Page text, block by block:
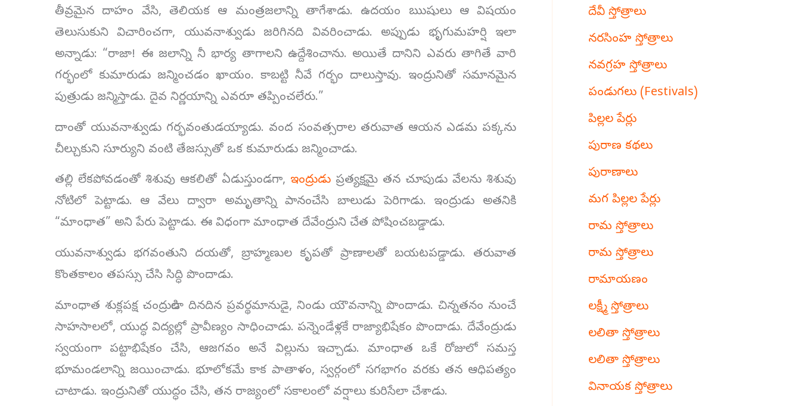
తీవ్రమైన దాహం వేసి, తెలియక ఆ మంత్రజలాన్ని తాగేశాడు. ఉదయం ఋషులు ఆ విషయం
తెలుసుకుని విచారించగా, యువనాశ్వుడు జరిగినది వివరించాడు. అప్పుడు భృగుమహర్షి ఇలా
అన్నాడు: “రాజా! ఈ జలాన్ని నీ భార్య తాగాలని ఉద్దేశించాను. అయితే దానిని ఎవరు తాగితే వారి
గర్భంలో కుమారుడు జన్మించడం ఖాయం. కాబట్టి నీవే గర్భం దాలుస్తావు. ఇంద్రునితో సమానమైన
పుత్రుడు జన్మిస్తాడు. దైవ నిర్ణయాన్ని ఎవరూ తప్పించలేరు.”
దాంతో యువనాశ్వుడు గర్భవంతుడయ్యాడు. వంద సంవత్సరాల తరువాత ఆయన ఎడమ పక్కను
చీల్చుకుని సూర్యుని వంటి తేజస్సుతో ఒక కుమారుడు జన్మించాడు.
తల్లి లేకపోవడంతో శిశువు ఆకలితో ఏడుస్తుండగా, ఇంద్రుడు ప్రత్యక్షమై తన చూపుడు వేలను శిశువు
నోటిలో పెట్టాడు. ఆ వేలు ద్వారా అమృతాన్ని పానంచేసి బాలుడు పెరిగాడు. ఇంద్రుడు అతనికి
“మాంధాత” అని పేరు పెట్టాడు. ఈ విధంగా మాంధాత దేవేంద్రుని చేత పోషించబడ్డాడు.
యువనాశ్వుడు భగవంతుని దయతో, బ్రాహ్మణుల కృపతో ప్రాణాలతో బయటపడ్డాడు. తరువాత
కొంతకాలం తపస్సు చేసి సిద్ధి పొందాడు.
మాంధాత శుక్లపక్ష చంద్రుడిలా దినదిన ప్రవర్థమానుడై, నిండు యౌవనాన్ని పొందాడు. చిన్నతనం నుంచే
సాహసాలలో, యుద్ధ విద్యల్లో ప్రావీణ్యం సాధించాడు. పన్నెండేళ్లకే రాజ్యాభిషేకం పొందాడు. దేవేంద్రుడు
స్వయంగా పట్టాభిషేకం చేసి, ఆజగవం అనే విల్లును ఇచ్చాడు. మాంధాత ఒకే రోజులో సమస్త
భూమండలాన్ని జయించాడు. భూలోకమే కాక పాతాళం, స్వర్గంలో సగభాగం వరకు తన ఆధిపత్యం
చాటాడు. ఇంద్రునితో యుద్ధం చేసి, తన రాజ్యంలో సకాలంలో వర్షాలు కురిసేలా చేశాడు.
దేవీ స్తోత్రాలు
నరసింహ స్తోత్రాలు
నవగ్రహ స్తోత్రాలు
పండుగలు (Festivals)
పిల్లల పేర్లు
పురాణ కథలు
పురాణాలు
మగ పిల్లల పేర్లు
రామ స్తోత్రాలు
రామ స్తోత్రాలు
రామాయణం
లక్ష్మీ స్తోత్రాలు
లలితా స్తోత్రాలు
లలితా స్తోత్రాలు
వినాయక స్తోత్రాలు